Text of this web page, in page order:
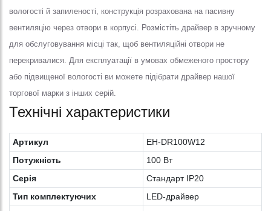
вологості й запиленості, конструкція розрахована на пасивну
вентиляцію через отвори в корпусі. Розмістіть драйвер в зручному
для обслуговування місці так, щоб вентиляційні отвори не
перекривалися. Для експлуатації в умовах обмеженого простору
або підвищеної вологості ви можете підібрати драйвер нашої
торгової марки з інших серій.
Технічні характеристики
Артикул
EH-DR100W12
Потужність
100 Вт
Серія
Стандарт IP20
Тип комплектуючих
LED-драйвер